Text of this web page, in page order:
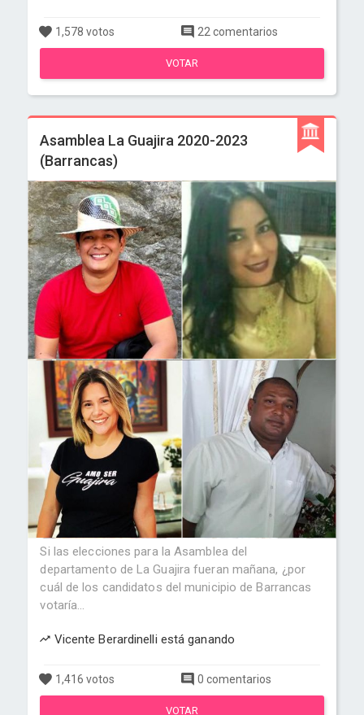
1,578 votos 22 comentarios
VOTAR
Asamblea La Guajira 2020-2023
(Barrancas)
Si las elecciones para la Asamblea del
departamento de La Guajira fueran mañana, ¿por
cuál de los candidatos del municipio de Barrancas
votaría...
Vicente Berardinelli está ganando
1,416 votos 0 comentarios
VOTAR